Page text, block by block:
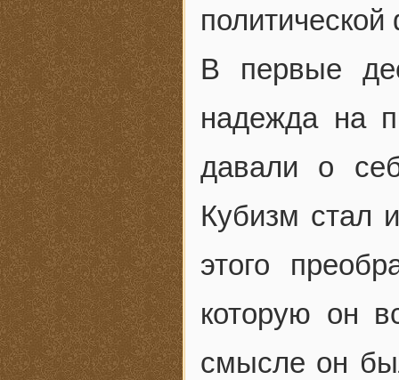
В первые
надежда на
давали о
Кубизм стал
этого
которую он
смысле он